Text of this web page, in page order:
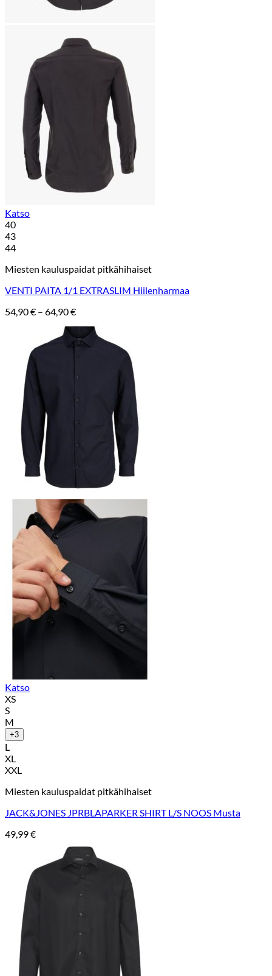
Katso
40
43
44
Miesten kauluspaidat pitkähihaiset
VENTI PAITA 1/1 EXTRASLIM Hiilenharmaa
54,90€ – 64,90€Hintaluokka:
64,90 €
Katso
XS
S
M
+3
L
XL
XXL
Miesten kauluspaidat pitkähihaiset
JACK&JONES JPRBLAPARKER SHIRT L/S NOOS Musta
49,99€